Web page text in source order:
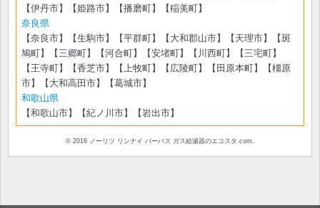
【伊丹市】【姫路市】【播磨町】【稲美町】
奈良県
【奈良市】【生駒市】【平群町】【大和郡山市】【天理市】【斑
鳩町】【三郷町】【河合町】【安堵町】【川西町】【三宅町】
【王寺町】【香芝市】【上牧町】【広陵町】【田原本町】【橿原
市】【大和高田市】【葛城市】
和歌山県
【和歌山市】【紀ノ川市】【岩出市】
© 2016 ノーリツ リンナイ パーパス ガス給湯器のエコスタ.com.